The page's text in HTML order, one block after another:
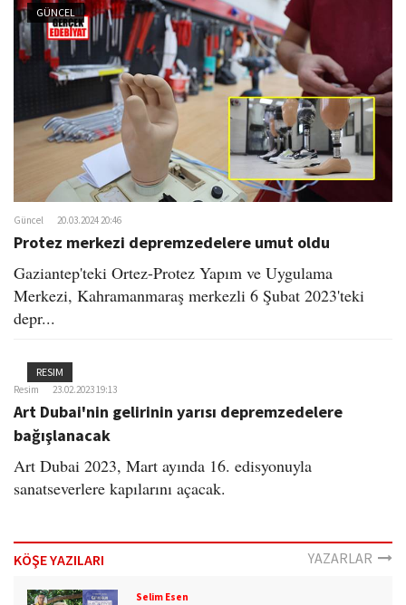
o
GÜNCEL
Güncel 20.03.2024 20:46
Protez merkezi depremzedelere umut oldu
Gaziantep'teki Ortez-Protez Yapım ve Uygulama
Merkezi, Kahramanmaraş merkezli 6 Şubat 2023'teki
depr...
RESIM
Resim 23.02.2023 19:13
Art Dubai'nin gelirinin yarısı depremzedelere
bağışlanacak
Art Dubai 2023, Mart ayında 16. edisyonuyla
sanatseverlere kapılarını açacak.
KÖŞE YAZILARI YAZARLAR
Selim Esen